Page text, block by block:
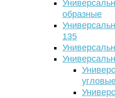
образные
135